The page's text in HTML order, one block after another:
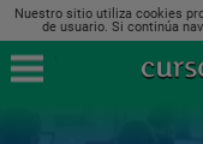
Nuestro sitio utiliza cookies
de usuario. Si continúa